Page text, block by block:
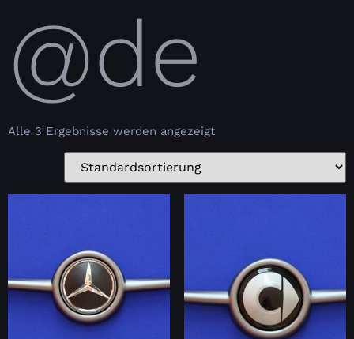
@de
Alle 3 Ergebnisse werden angezeigt